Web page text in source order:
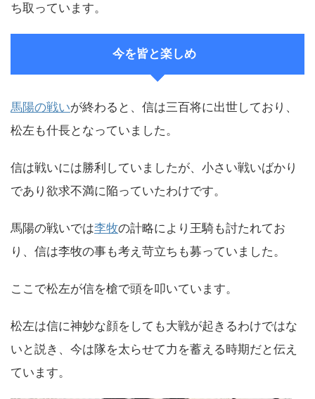
ち取っています。
今を皆と楽しめ
馬陽の戦いが終わると、信は三百将に出世しており、
松左も什長となっていました。
信は戦いには勝利していましたが、小さい戦いばかり
であり欲求不満に陥っていたわけです。
馬陽の戦いでは李牧の計略により王騎も討たれてお
り、信は李牧の事も考え苛立ちも募っていました。
ここで松左が信を槍で頭を叩いています。
松左は信に神妙な顔をしても大戦が起きるわけではな
いと説き、今は隊を太らせて力を蓄える時期だと伝え
ています。